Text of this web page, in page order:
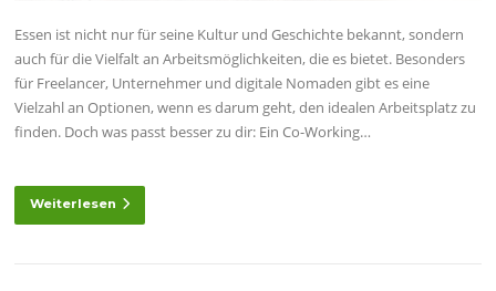
Essen ist nicht nur für seine Kultur und Geschichte bekannt, sondern
auch für die Vielfalt an Arbeitsmöglichkeiten, die es bietet. Besonders
für Freelancer, Unternehmer und digitale Nomaden gibt es eine
Vielzahl an Optionen, wenn es darum geht, den idealen Arbeitsplatz zu
finden. Doch was passt besser zu dir: Ein Co-Working…
Weiterlesen